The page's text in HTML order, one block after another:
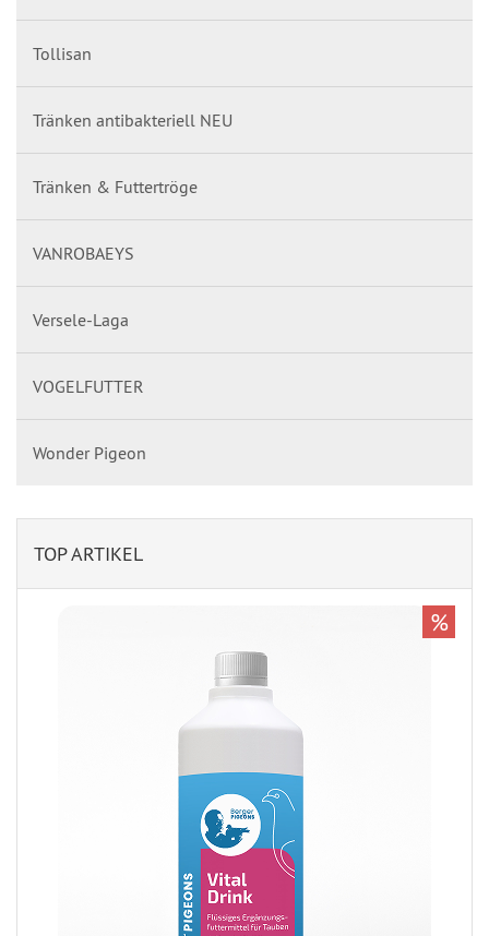
Tollisan
Tränken antibakteriell NEU
Tränken & Futtertröge
VANROBAEYS
Versele-Laga
VOGELFUTTER
Wonder Pigeon
TOP ARTIKEL
%